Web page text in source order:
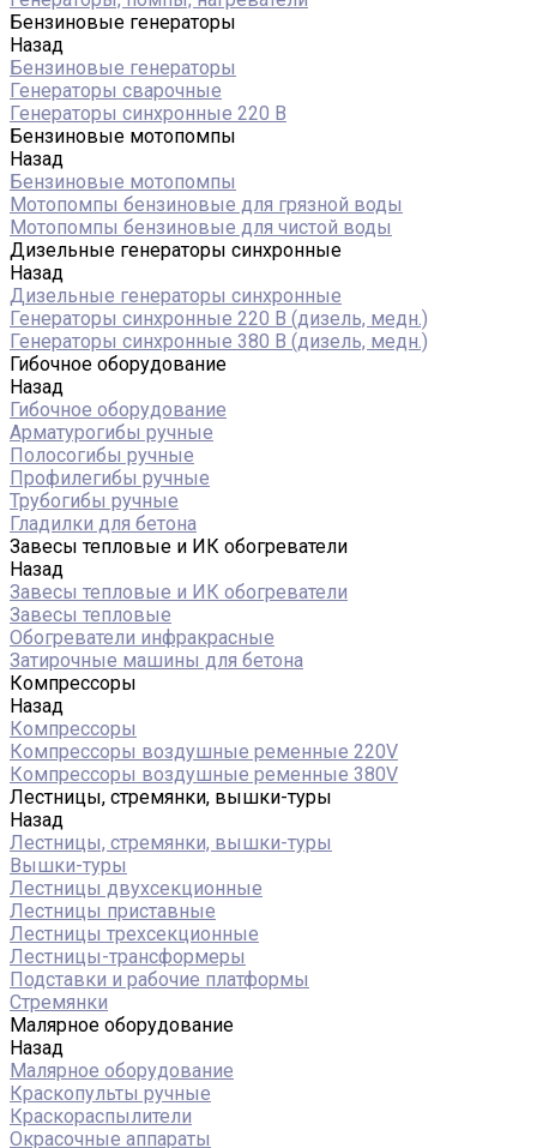
Бензиновые генераторы
Назад
Бензиновые генераторы
Генераторы сварочные
Генераторы синхронные 220 В
Бензиновые мотопомпы
Назад
Бензиновые мотопомпы
Мотопомпы бензиновые для грязной воды
Мотопомпы бензиновые для чистой воды
Дизельные генераторы синхронные
Назад
Дизельные генераторы синхронные
Генераторы синхронные 220 В (дизель, медн.)
Генераторы синхронные 380 В (дизель, медн.)
Гибочное оборудование
Назад
Гибочное оборудование
Арматурогибы ручные
Полосогибы ручные
Профилегибы ручные
Трубогибы ручные
Гладилки для бетона
Завесы тепловые и ИК обогреватели
Назад
Завесы тепловые и ИК обогреватели
Завесы тепловые
Обогреватели инфракрасные
Затирочные машины для бетона
Компрессоры
Назад
Компрессоры
Компрессоры воздушные ременные 220V
Компрессоры воздушные ременные 380V
Лестницы, стремянки, вышки-туры
Назад
Лестницы, стремянки, вышки-туры
Вышки-туры
Лестницы двухсекционные
Лестницы приставные
Лестницы трехсекционные
Лестницы-трансформеры
Подставки и рабочие платформы
Стремянки
Малярное оборудование
Назад
Малярное оборудование
Краскопульты ручные
Краскораспылители
Окрасочные аппараты